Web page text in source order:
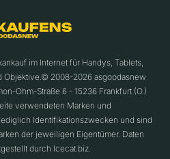
im Internet für Handys, Tablets,
Objektive.© 2008-2026 asgoodasnew
Ohm-Straße 6 - 15236 Frankfurt (O.)
verwendeten Marken und
Identifikationszwecken und sind
der jeweiligen Eigentümer. Daten
durch Icecat.biz.